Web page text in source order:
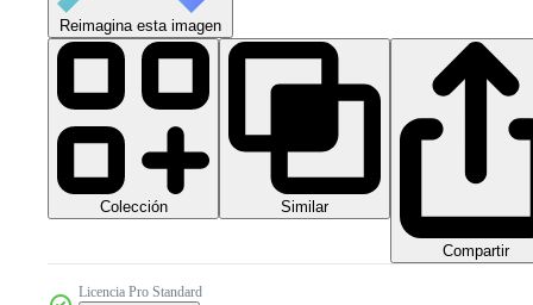
Reimagina esta imagen
Colección Similar
Compartir
Licencia Pro Standard